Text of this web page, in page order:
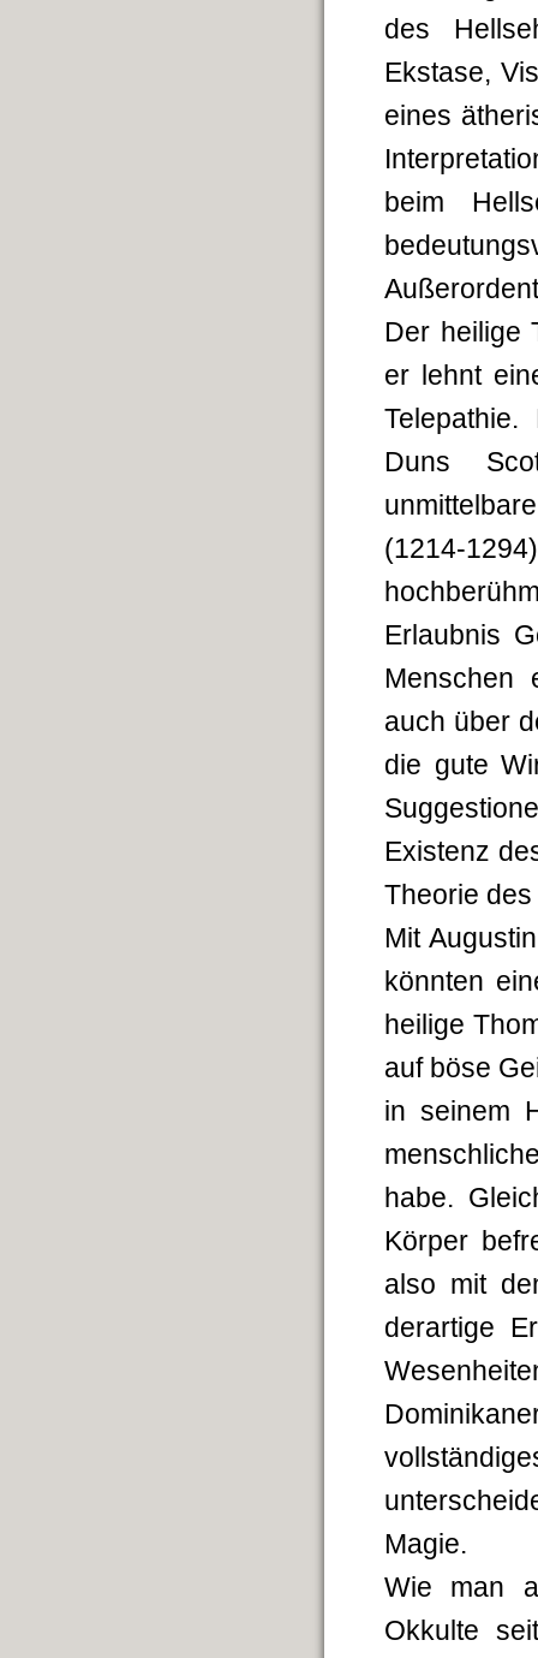
des
Ekstase,
eines
beim
Der heilige
er lehnt
Duns
(1214-
Erlaubnis
Menschen
auch über
die gute
Existenz
Theorie
Mit
könnten
heilige
auf böse
in seinem
habe.
Körper
also mit
derartige
Magie.
Wie man
Okkulte